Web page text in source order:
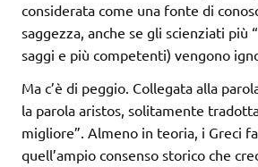
considerata come una fonte di
saggezza, anche se gli scienziati più
saggi e più competenti) vengono
Ma c’è di peggio. Collegata alla
la parola aristos, solitamente
migliore”. Almeno in teoria, i Greci
quell’ampio consenso storico che